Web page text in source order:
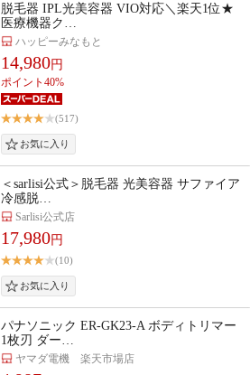
脱毛器 IPL光美容器 VIO対応＼楽天1位★
医療機器ク…
ハッピーみなもと
14,980円
ポイント40%
(517)
＜sarlisi公式＞脱毛器 光美容器 サファイア
冷感脱…
Sarlisi公式店
17,980円
(10)
パナソニック ER-GK23-A ボディトリマー
1枚刃 ダー…
ヤマダ電機 楽天市場店